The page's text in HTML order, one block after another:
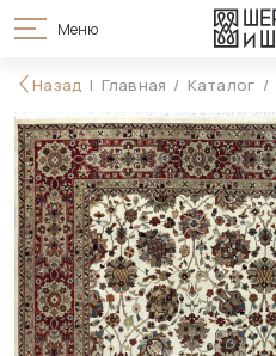
Меню
607 990 ₽ 715 990 ₽
Назад Главная Каталог